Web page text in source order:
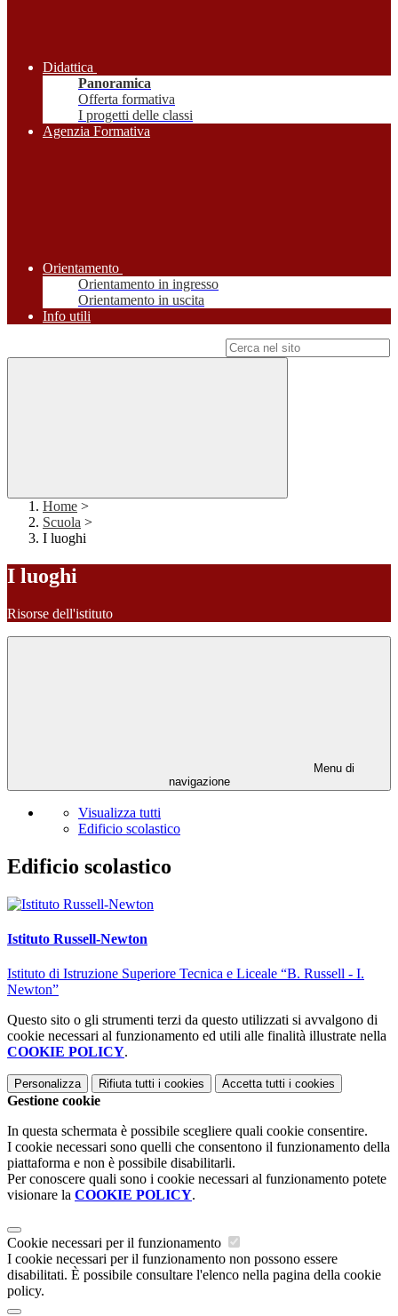
Didattica
Panoramica
Offerta formativa
I progetti delle classi
Agenzia Formativa
Orientamento
Orientamento in ingresso
Orientamento in uscita
Info utili
Home >
Scuola >
I luoghi
I luoghi
Risorse dell'istituto
Menu di
navigazione
Visualizza tutti
Edificio scolastico
Edificio scolastico
Istituto Russell-Newton
Istituto di Istruzione Superiore Tecnica e Liceale “B. Russell - I.
Newton”
Questo sito o gli strumenti terzi da questo utilizzati si avvalgono di
cookie necessari al funzionamento ed utili alle finalità illustrate nella
COOKIE POLICY.
Personalizza Rifiuta tutti i cookies Accetta tutti i cookies
Gestione cookie
In questa schermata è possibile scegliere quali cookie consentire.
I cookie necessari sono quelli che consentono il funzionamento della
piattaforma e non è possibile disabilitarli.
Per conoscere quali sono i cookie necessari al funzionamento potete
visionare la COOKIE POLICY.
Cookie necessari per il funzionamento
I cookie necessari per il funzionamento non possono essere
disabilitati. È possibile consultare l'elenco nella pagina della cookie
policy.